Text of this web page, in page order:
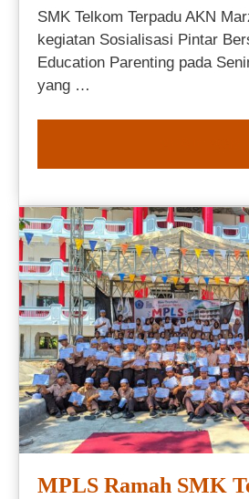
SMK Telkom Terpadu AKN
kegiatan Sosialisasi Pintar
Education Parenting pada
yang …
MPLS Ramah SMK